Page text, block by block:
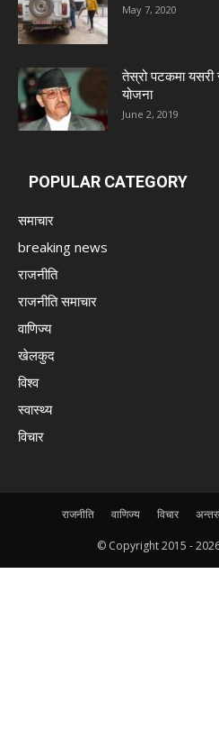
May 7, 2020
तेस्रो पटकमा यसरी
योजना
June 2, 2019
POPULAR CATEGORY
समाचार
breaking news
राजनीति
राजनीति समाचार
वाणिज्य
खेलकुद
विश्व
स्वास्थ्य
विचार
राजनीति वाणिज्य विचार
© Copyright 2015 -